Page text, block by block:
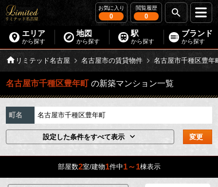
お気に入り
0
閲覧履歴
0
エリア
から探す
地図
から探す
駅
から探す
ブランド
から探す
リミテッド名古屋 名古屋市の賃貸物件 名古屋市千種区豊年
名古屋市千種区豊年町 の新築マンション一覧
町名 名古屋市千種区豊年町
設定した条件をすべて表示 変更
部屋数2室/建物1件中1～1棟表示